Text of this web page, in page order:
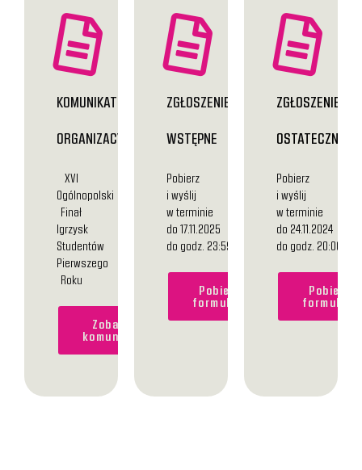
KOMUNIKAT
ORGANIZACYJNY
XVI
Ogólnopolski
Finał
Igrzysk
Studentów
Pierwszego
Roku
Zobacz
komunikat
ZGŁOSZENIE
WSTĘPNE
Pobierz
i wyślij
w terminie
do 17.11.2025
do godz. 23:59
Pobierz
formularz
ZGŁOSZENIE
OSTATECZNE
Pobierz
i wyślij
w terminie
do 24.11.2024
do godz. 20:00
Pobierz
formularz